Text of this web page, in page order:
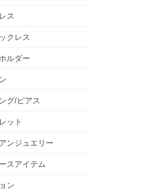
ス
クレス
ルダー
グ/ピアス
ット
ンジュエリー
スアイテム
ン